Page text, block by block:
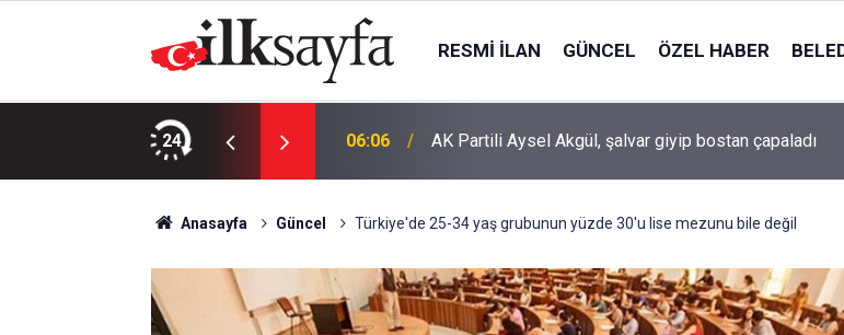
RESMI İLAN GÜNCEL ÖZEL HABER
24
çalışmaya başladı 06:06 AK Partili Aysel Akgül, şalvar giyip bostan çapaladı
Anasayfa Güncel Türkiye'de 25-34 yaş grubunun yüzde 30'u lise mezunu bile değil